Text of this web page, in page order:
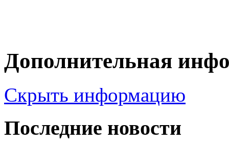
Дополнительная
Скрыть информацию
Последние новости